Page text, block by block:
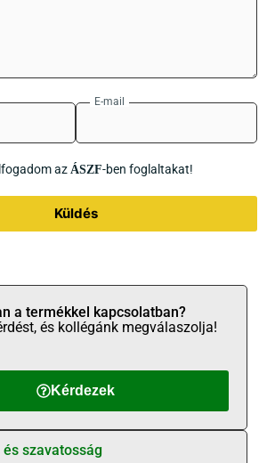
E-mail
az ÁSZF-ben foglaltakat!
Küldés
Kérdezek
a termékkel kapcsolatban?
és kollégánk megválaszolja!
szavatosság